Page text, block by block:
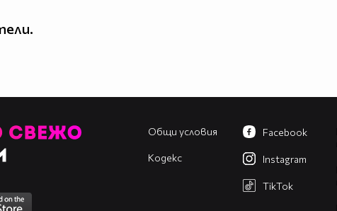
Общи условия
Кодекс
Facebook
Instagram
TikTok